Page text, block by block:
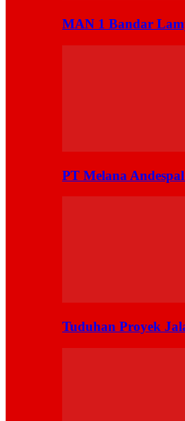
MAN 1 Bandar
PT Melana
Tuduhan Proyek